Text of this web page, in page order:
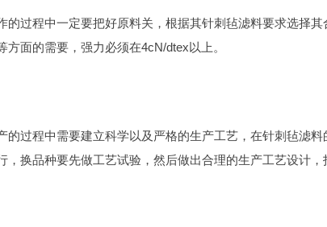
的过程中一定要把好原料关，根据其针刺毡滤料要求选择
方面的需要，强力必须在4cN/dtex以上。
的过程中需要建立科学以及严格的生产工艺，在针刺毡滤
，换品种要先做工艺试验，然后做出合理的生产工艺设计，